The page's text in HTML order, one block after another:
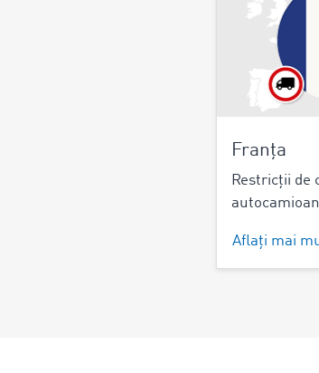
Franța
Restricții de
Aflați mai